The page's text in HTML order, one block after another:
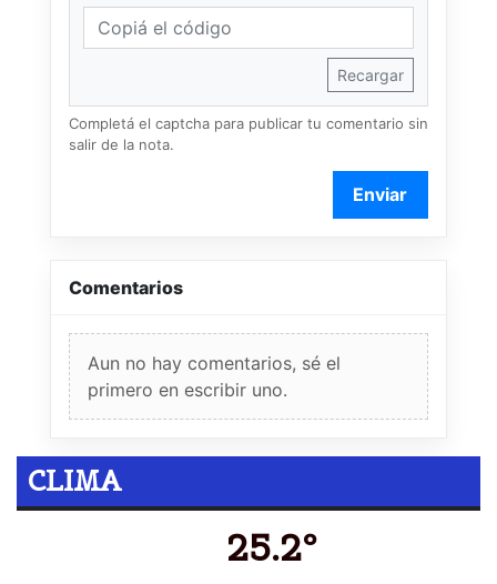
Recargar
Completá el captcha para publicar tu comentario sin
salir de la nota.
Enviar
Comentarios
Aun no hay comentarios, sé el
primero en escribir uno.
CLIMA
25.2º